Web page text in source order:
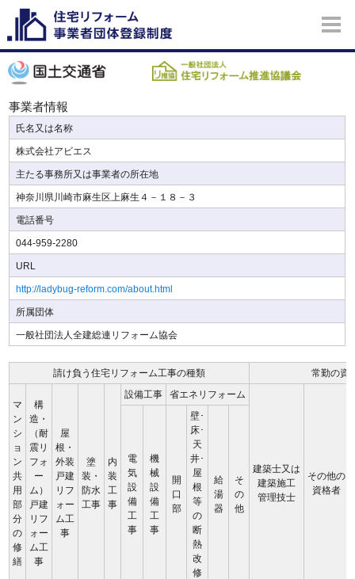
事業者情報
氏名又は名称
株式会社アビエス
主たる事務所又は事業者の所在地
神奈川県川崎市麻生区上麻生４－１８－３
電話番号
044-959-2280
URL
http://ladybug-reform.com/about.html
所属団体
一般社団法人全建総連リフォーム協会
請け負う住宅リフォーム工事の種類 常勤の資
マ
ン
シ
ョ
ン
共
用
部
分
の
修
繕
構
造・
（耐
震リ
フォ
ー
ム）
戸建
リフ
ォー
ム工
事
屋
根・
外装
戸建
リフ
ォー
ム工
事
塗
装・
防水
工事
内
装
工
事
設備工事 省エネリフォーム
建築士又は
建築施工
管理技士
その他の
資格者
電
気
設
備
工
事
機
械
設
備
工
事
開
口
部
壁･
床･
天
井･
屋
根
等
の
断
熱
改
修
給
湯
器
そ
の
他